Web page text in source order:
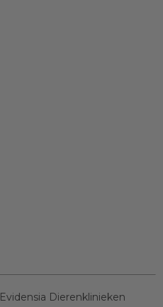
Evidensia Dierenklinieken